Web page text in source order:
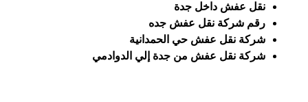
نقل عفش داخل جدة
رقم شركة نقل عفش جده
شركة نقل عفش حي الحمدانية
شركة نقل عفش من جدة إلي الدوادمي